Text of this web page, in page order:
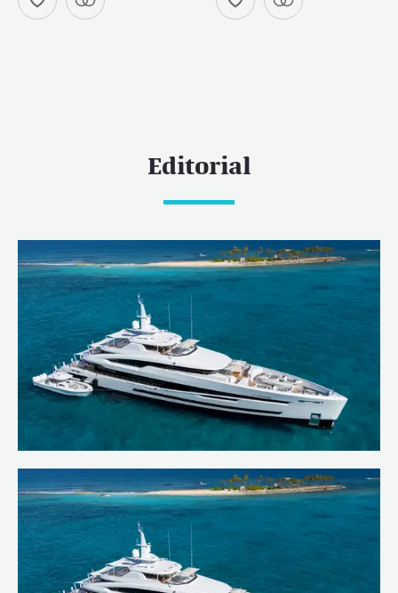
Editorial
fleet
En savoir plus